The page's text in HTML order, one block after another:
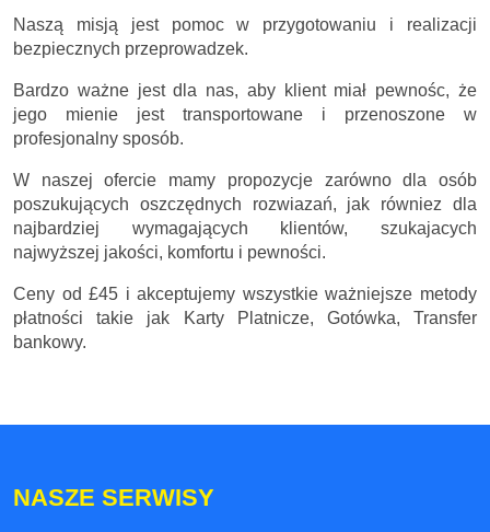
Naszą misją jest pomoc w przygotowaniu i realizacji
bezpiecznych przeprowadzek.
Bardzo ważne jest dla nas, aby klient miał pewnośc, że
jego mienie jest transportowane i przenoszone w
profesjonalny sposób.
W naszej ofercie mamy propozycje zarówno dla osób
poszukujących oszczędnych rozwiazań, jak równiez dla
najbardziej wymagających klientów, szukajacych
najwyższej jakości, komfortu i pewności.
Ceny od £45 i akceptujemy wszystkie ważniejsze metody
płatności takie jak Karty Platnicze, Gotówka, Transfer
bankowy.
NASZE SERWISY